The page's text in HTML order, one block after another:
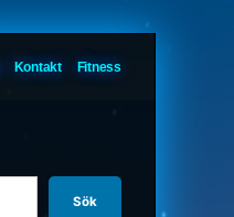
Kontakt Fitness